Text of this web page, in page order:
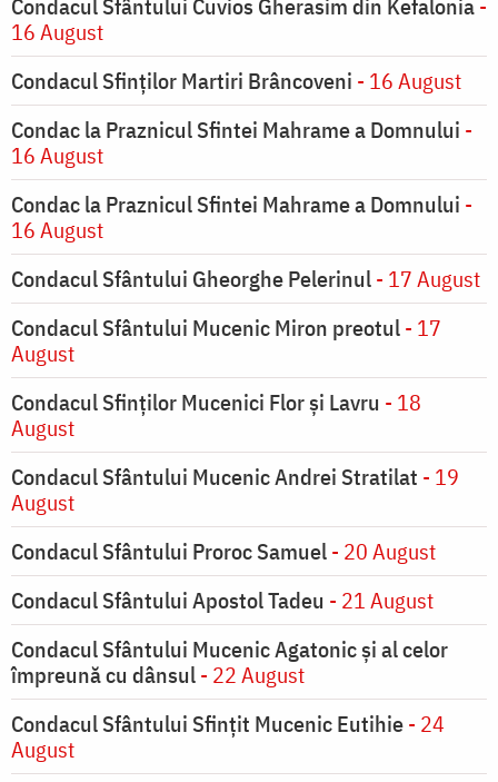
Condacul Sfântului Cuvios Gherasim din Kefalonia-
16 August
Condacul Sfinților Martiri Brâncoveni - 16 August
Condac la Praznicul Sfintei Mahrame a Domnului -
16 August
Condac la Praznicul Sfintei Mahrame a Domnului -
16 August
Condacul Sfântului Gheorghe Pelerinul- 17 August
Condacul Sfântului Mucenic Miron preotul- 17
August
Condacul Sfinţilor Mucenici Flor şi Lavru - 18
August
Condacul Sfântului Mucenic Andrei Stratilat - 19
August
Condacul Sfântului Proroc Samuel- 20 August
Condacul Sfântului Apostol Tadeu - 21 August
Condacul Sfântului Mucenic Agatonic şi al celor
împreună cu dânsul- 22 August
Condacul Sfântului Sfinţit Mucenic Eutihie- 24
August